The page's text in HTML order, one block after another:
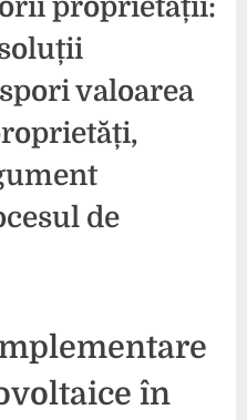
proprietății:
valoarea
de
în